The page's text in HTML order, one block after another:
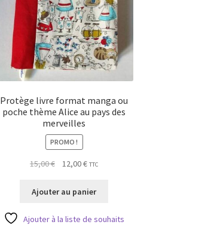
Protège livre format manga ou
poche thème Alice au pays des
merveilles
PROMO !
15,00€
Le
initial
15,00 €.
12,00€Le
actuel
12,00 €.
TTC
Ajouter au panier
Ajouter à la liste de souhaits